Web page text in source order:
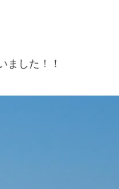
ました！！